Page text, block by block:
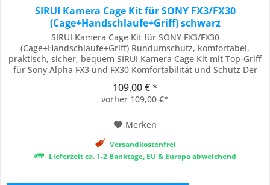
SIRUI Kamera Cage Kit für SONY FX3/FX30
(Cage+Handschlaufe+Griff) schwarz
SIRUI Kamera Cage Kit für SONY FX3/FX30
(Cage+Handschlaufe+Griff) Rundumschutz, komfortabel,
praktisch, sicher, bequem SIRUI Kamera Cage Kit mit Top-Griff
für Sony Alpha FX3 und FX30 Komfortabilität und Schutz Der
wurde speziell für die Sony Alpha FX3 oder FX30 entwickelt. Er
verfügt über viele Montagemöglichkeiten...
109,00 € *
vorher 109,00 €*
Merken
Versandkostenfrei
Lieferzeit ca. 1-2 Banktage, EU & Europa abweichend